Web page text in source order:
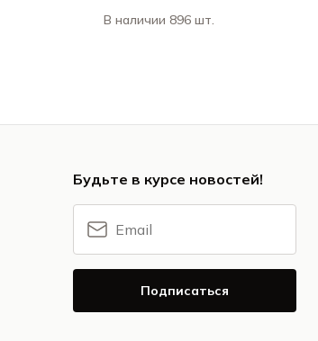
В наличии 896 шт.
Будьте в курсе новостей!
Подписаться